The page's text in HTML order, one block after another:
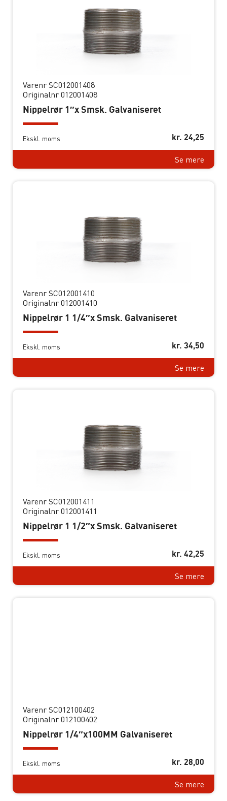
Varenr SC012001408
Originalnr 012001408
Nippelrør 1″x Smsk. Galvaniseret
Ekskl. moms kr. 24,25
Se mere
Varenr SC012001410
Originalnr 012001410
Nippelrør 1 1/4″x Smsk. Galvaniseret
Ekskl. moms kr. 34,50
Se mere
Varenr SC012001411
Originalnr 012001411
Nippelrør 1 1/2″x Smsk. Galvaniseret
Ekskl. moms kr. 42,25
Se mere
Varenr SC012100402
Originalnr 012100402
Nippelrør 1/4″x100MM Galvaniseret
Ekskl. moms kr. 28,00
Se mere